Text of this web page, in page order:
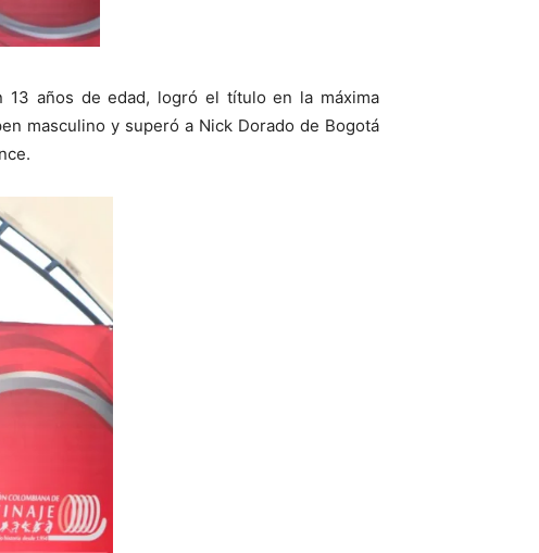
13 años de edad, logró el título en la máxima
masculino y superó a Nick Dorado de Bogotá